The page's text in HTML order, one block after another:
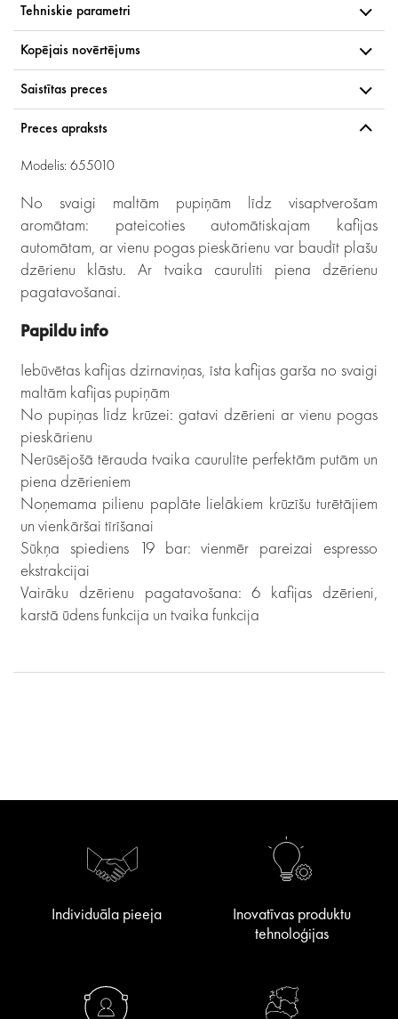
Tehniskie parametri
Kopējais novērtējums
Saistītas preces
Preces apraksts
Modelis: 655010
No svaigi maltām pupiņām līdz visaptverošam
aromātam: pateicoties automātiskajam kafijas
automātam, ar vienu pogas pieskārienu var baudīt plašu
dzērienu klāstu. Ar tvaika caurulīti piena dzērienu
pagatavošanai.
Papildu info
Iebūvētas kafijas dzirnaviņas, īsta kafijas garša no svaigi
maltām kafijas pupiņām
No pupiņas līdz krūzei: gatavi dzērieni ar vienu pogas
pieskārienu
Nerūsējošā tērauda tvaika caurulīte perfektām putām un
piena dzērieniem
Noņemama pilienu paplāte lielākiem krūzīšu turētājiem
un vienkāršai tīrīšanai
Sūkņa spiediens 19 bar: vienmēr pareizai espresso
ekstrakcijai
Vairāku dzērienu pagatavošana: 6 kafijas dzērieni,
karstā ūdens funkcija un tvaika funkcija
Individuāla pieeja
Inovatīvas produktu
tehnoloģijas